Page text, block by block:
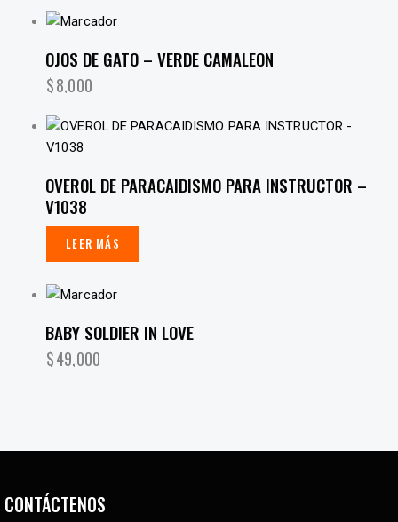
OJOS DE GATO – VERDE CAMALEON
$8,000
OVEROL DE PARACAIDISMO PARA INSTRUCTOR –
V1038
LEER MÁS
BABY SOLDIER IN LOVE
$49,000
CONTÁCTENOS